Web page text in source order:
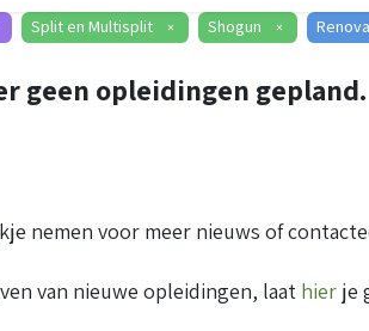
Split en Multisplit × Shogun ×
geen opleidingen gepland.
nemen voor meer nieuws of
van nieuwe opleidingen, laat hier je